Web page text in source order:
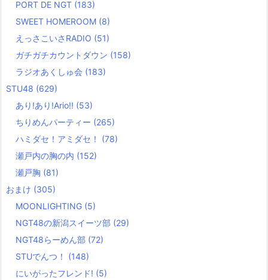
PORT DE NGT (183)
SWEET HOMEROOM (8)
えっさこいさRADIO (51)
ガチガチカウントダウン (158)
ラジオあくしゅ会 (183)
STU48 (629)
あり!あり!Ario!! (53)
ちりめんパーティー (265)
ハミダセ！アミダセ！ (78)
瀬戸内の胸の内 (152)
瀬戸胸 (81)
おまけ (305)
MOONLIGHTING (5)
NGT48の新潟スイーツ部 (29)
NGT48らーめん部 (72)
STUでんつ！ (148)
にいがったフレンド! (5)